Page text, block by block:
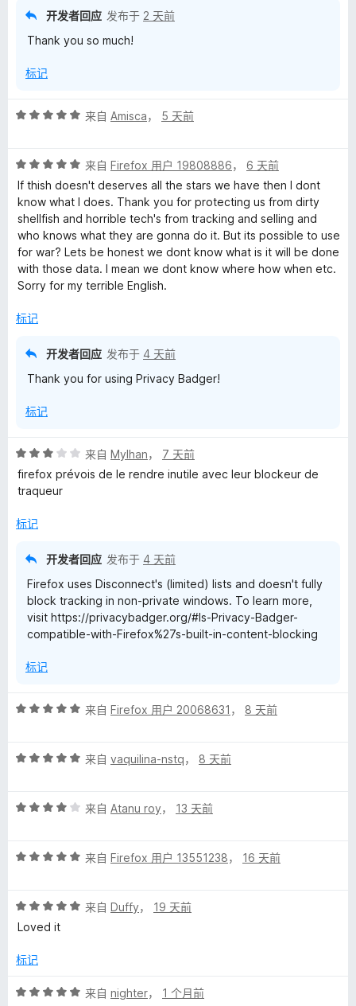
开发者回应 发布于 2 天前
Thank you so much!
标记
评
/
5
来自 Amisca， 5 天前
评
分
5
/
5
来自 Firefox 用户 19808886， 6 天前
If thish doesn't deserves all the stars we have then I dont
know what I does. Thank you for protecting us from dirty
shellfish and horrible tech's from tracking and selling and
who knows what they are gonna do it. But its possible to use
for war? Lets be honest we dont know what is it will be done
with those data. I mean we dont know where how when etc.
Sorry for my terrible English.
标记
开发者回应 发布于 4 天前
Thank you for using Privacy Badger!
标记
评
分
3
5
来自 Mylhan， 7 天前
firefox prévois de le rendre inutile avec leur blockeur de
traqueur
标记
开发者回应 发布于 4 天前
Firefox uses Disconnect's (limited) lists and doesn't fully
block tracking in non-private windows. To learn more,
visit https://privacybadger.org/#Is-Privacy-Badger-
compatible-with-Firefox%27s-built-in-content-blocking
标记
评
/
来自 Firefox 用户 20068631 ， 8 天前
评
/
来自 vaquilina-nstq， 8 天前
评
/
来自 Atanu roy， 13 天前
评
/
5
来自 Firefox 用户 13551238， 16 天前
评
分
/
来自 Duffy， 19 天前
Loved it
标记
评
来自 nighter， 1 个月前